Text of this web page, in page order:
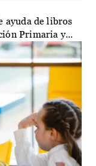
ayuda de libros
Primaria y...